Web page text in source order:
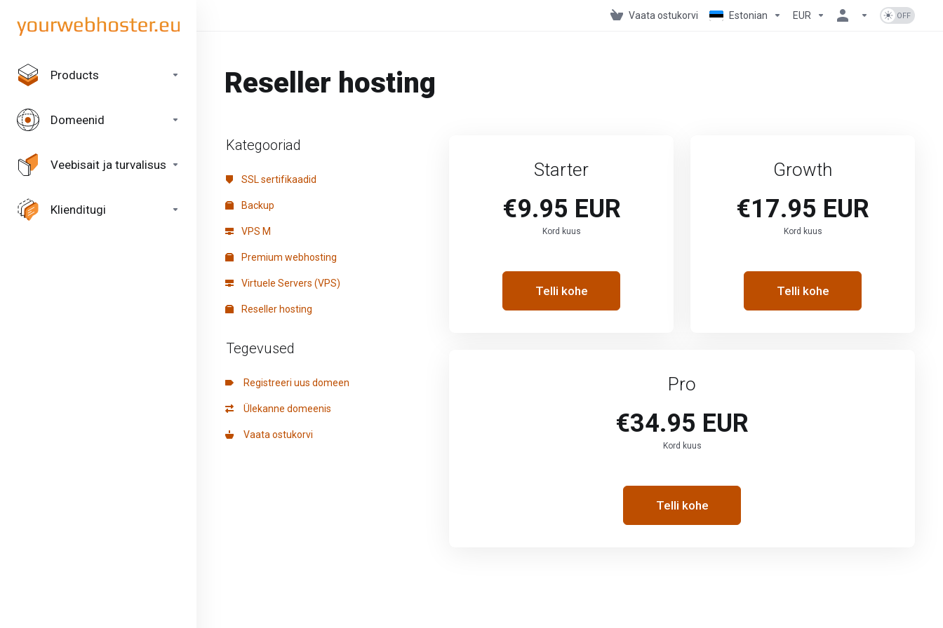
Products
Domeenid
Veebisait ja turvalisus
Klienditugi
Vaata ostukorvi Estonian EUR
Reseller hosting
Kategooriad
SSL sertifikaadid
Backup
VPS M
Premium webhosting
Virtuele Servers (VPS)
Reseller hosting
Tegevused
Registreeri uus domeen
Ülekanne domeenis
Vaata ostukorvi
Starter
€9.95 EUR
Kord kuus
Telli kohe
Growth
€17.95 EUR
Kord kuus
Telli kohe
Pro
€34.95 EUR
Kord kuus
Telli kohe